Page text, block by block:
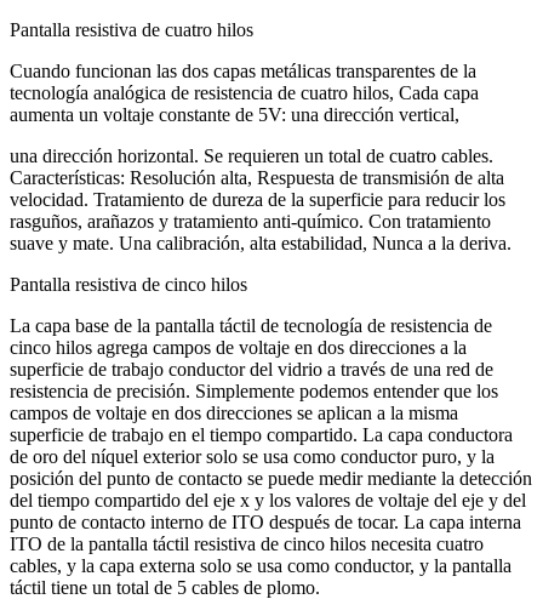
Pantalla resistiva de cuatro hilos
Cuando funcionan las dos capas metálicas transparentes de la
tecnología analógica de resistencia de cuatro hilos, Cada capa
aumenta un voltaje constante de 5V: una dirección vertical,
una dirección horizontal. Se requieren un total de cuatro cables.
Características: Resolución alta, Respuesta de transmisión de alta
velocidad. Tratamiento de dureza de la superficie para reducir los
rasguños, arañazos y tratamiento anti-químico. Con tratamiento
suave y mate. Una calibración, alta estabilidad, Nunca a la deriva.
Pantalla resistiva de cinco hilos
La capa base de la pantalla táctil de tecnología de resistencia de
cinco hilos agrega campos de voltaje en dos direcciones a la
superficie de trabajo conductor del vidrio a través de una red de
resistencia de precisión. Simplemente podemos entender que los
campos de voltaje en dos direcciones se aplican a la misma
superficie de trabajo en el tiempo compartido. La capa conductora
de oro del níquel exterior solo se usa como conductor puro, y la
posición del punto de contacto se puede medir mediante la detección
del tiempo compartido del eje x y los valores de voltaje del eje y del
punto de contacto interno de ITO después de tocar. La capa interna
ITO de la pantalla táctil resistiva de cinco hilos necesita cuatro
cables, y la capa externa solo se usa como conductor, y la pantalla
táctil tiene un total de 5 cables de plomo.